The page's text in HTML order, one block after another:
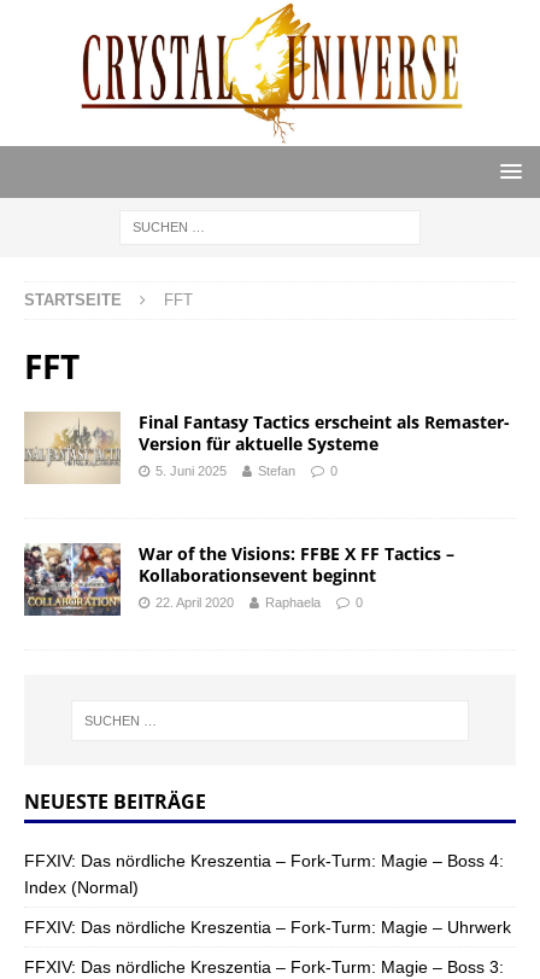
STARTSEITE FFT
FFT
Final Fantasy Tactics erscheint als Remaster-
Version für aktuelle Systeme
5. Juni 2025 Stefan 0
War of the Visions: FFBE X FF Tactics –
Kollaborationsevent beginnt
22. April 2020 Raphaela 0
NEUESTE BEITRÄGE
FFXIV: Das nördliche Kreszentia – Fork-Turm: Magie – Boss 4:
Index (Normal)
FFXIV: Das nördliche Kreszentia – Fork-Turm: Magie – Uhrwerk
FFXIV: Das nördliche Kreszentia – Fork-Turm: Magie – Boss 3: